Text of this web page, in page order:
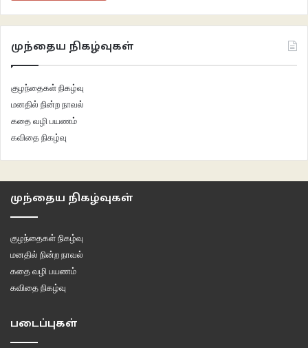
முந்தைய நிகழ்வுகள்
குழந்தைகள் நிகழ்வு
மனதில் நின்ற நாவல்
கதை வழி பயணம்
கவிதை நிகழ்வு
முந்தைய நிகழ்வுகள்
குழந்தைகள் நிகழ்வு
மனதில் நின்ற நாவல்
கதை வழி பயணம்
கவிதை நிகழ்வு
படைப்புகள்